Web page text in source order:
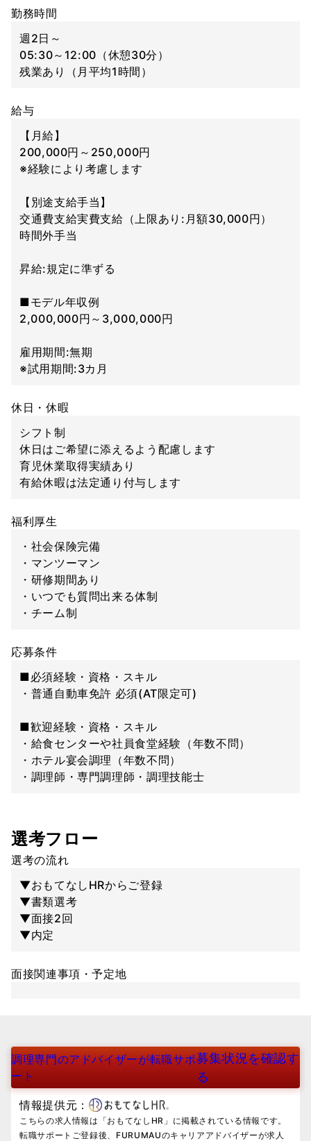
勤務時間
週2日～
05:30～12:00（休憩30分）
残業あり（月平均1時間）
給与
【月給】
200,000円～250,000円
※経験により考慮します
【別途支給手当】
交通費支給実費支給（上限あり:月額30,000円）
時間外手当
昇給:規定に準ずる
■モデル年収例
2,000,000円～3,000,000円
雇用期間:無期
※試用期間:3カ月
休日・休暇
シフト制
休日はご希望に添えるよう配慮します
育児休業取得実績あり
有給休暇は法定通り付与します
福利厚生
・社会保険完備
・マンツーマン
・研修期間あり
・いつでも質問出来る体制
・チーム制
応募条件
■必須経験・資格・スキル
・普通自動車免許 必須(AT限定可)
■歓迎経験・資格・スキル
・給食センターや社員食堂経験（年数不問）
・ホテル宴会調理（年数不問）
・調理師・専門調理師・調理技能士
選考フロー
選考の流れ
▼おもてなしHRからご登録
▼書類選考
▼面接2回
▼内定
面接関連事項・予定地
調理専門のアドバイザーが転職サポ
ート
募集状況を確認す
る
情報提供元：
こちらの求人情報は「おもてなしHR」に掲載されている情報です。
転職サポートご登録後、FURUMAUのキャリアアドバイザーが求人